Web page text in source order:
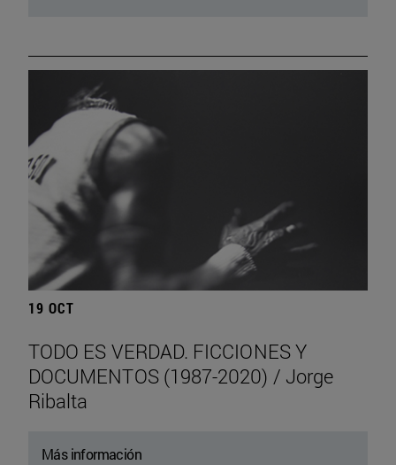
19 OCT
TODO ES VERDAD. FICCIONES Y
DOCUMENTOS (1987-2020) / Jorge
Ribalta
Más información